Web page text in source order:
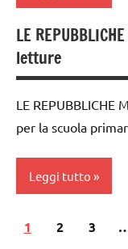
ARTICOLI
Montessori
dai
anni
grammatica
DIDATTICA
analisi
grammaticale
Montessori
classe
1a
classe
2a
3a
LE
letture
LE
per la scuola
Leggi tutto
classe
Paginazione
1 2 3